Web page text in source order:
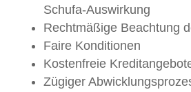
Schufa-Auswirkung
Rechtmäßige Beachtung
Faire Konditionen
Kostenfreie
Zügiger